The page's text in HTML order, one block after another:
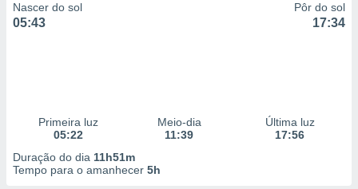
Nascer do sol
05:43
Pôr do sol
17:34
Primeira luz
05:22
Meio-dia
11:39
Última luz
17:56
Duração do dia 11h51m
Tempo para o amanhecer 5h